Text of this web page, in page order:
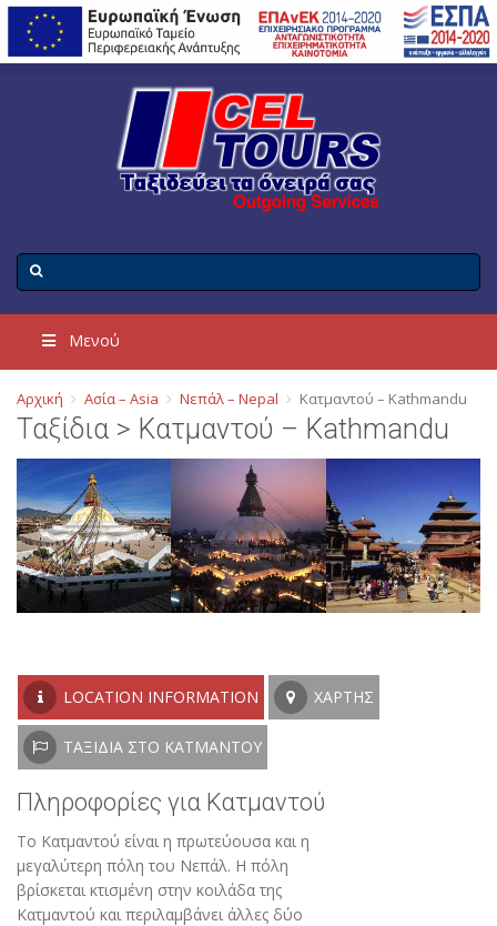
Μενού
Αρχική Ασία – Asia Νεπάλ – Nepal Κατμαντού – Kathmandu
Ταξίδια > Κατμαντού – Kathmandu
LOCATION INFORMATION ΧΆΡΤΗΣ
ΤΑΞΊΔΙΑ ΣΤΟ ΚΑΤΜΑΝΤΟΎ
Πληροφορίες για Κατμαντού
To Κατμαντού είναι η πρωτεύουσα και η
μεγαλύτερη πόλη του Νεπάλ. Η πόλη
βρίσκεται κτισμένη στην κοιλάδα της
Κατμαντού και περιλαμβάνει άλλες δύο